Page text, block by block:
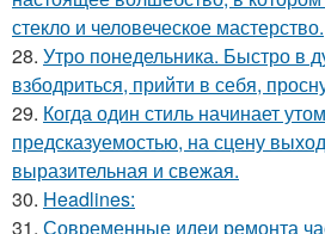
стекло и человеческое мастерство.
28. Утро понедельника. Быстро в
взбодриться, прийти в себя,
29. Когда один стиль начинает
предсказуемостью, на сцену
выразительная и свежая.
30. Headlines:
31. Современные идеи ремонта